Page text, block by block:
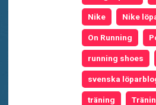
Nike Nike
On Running
running shoes
svenska
träning